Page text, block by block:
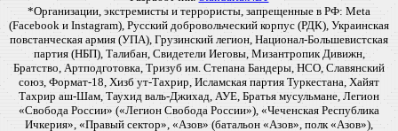
*Организации, экстремисты и террористы, запрещенные в РФ: Meta
(Facebook и Instagram), Русский добровольческий корпус (РДК), Украинская
повстанческая армия (УПА), Грузинский легион, Национал-Большевистская
партия (НБП), Талибан, Свидетели Иеговы, Мизантропик Дивижн,
Братство, Артподготовка, Тризуб им. Степана Бандеры, НСО, Славянский
союз, Формат-18, Хизб ут-Тахрир, Исламская партия Туркестана, Хайят
Тахрир аш-Шам, Таухид валь-Джихад, АУЕ, Братья мусульмане, Легион
«Свобода России» («Легион Свобода России»), «Чеченская Республика
Ичкерия», «Правый сектор», «Азов» (батальон «Азов», полк «Азов»),